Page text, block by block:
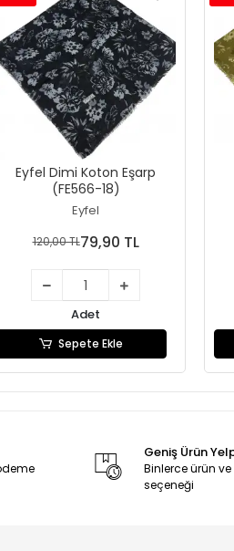
Eyfel Dimi Koton Eşarp
(FE566-18)
Eyfel
120,00 TL79,90 TL
Adet
Sepete Ekle
Geniş Ürün
Binlerce ürün
seçeneği